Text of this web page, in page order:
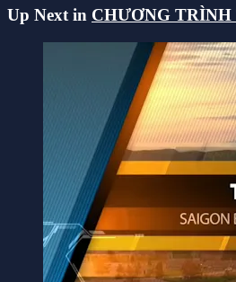
Up Next in CHƯƠNG TRÌNH